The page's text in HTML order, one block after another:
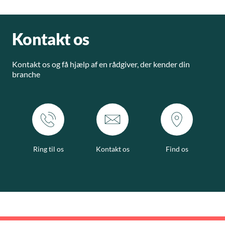
Kontakt os
Kontakt os og få hjælp af en rådgiver, der kender din
branche
Ring til os Kontakt os Find os